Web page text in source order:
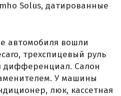
Solus, датированные
автомобиля вошли
трехспицевый руль
дифференциал. Салон
У машины
люк, кассетная